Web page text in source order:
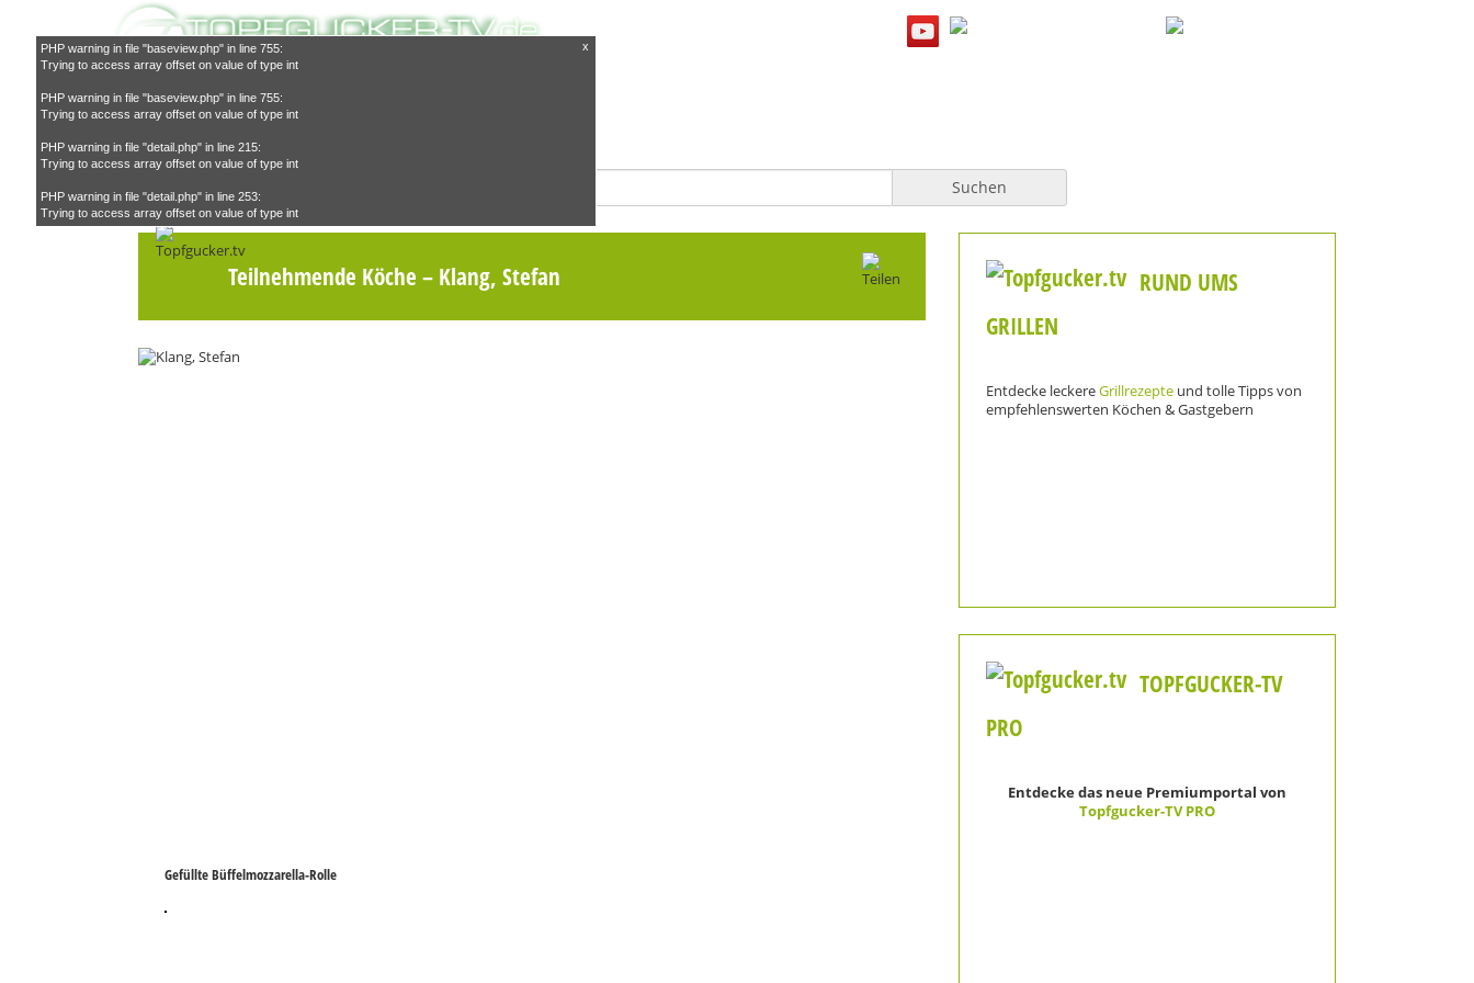
Suchen
Teilnehmende Köche – Klang, Stefan
Gefüllte Büffelmozzarella-Rolle
RUND UMS
GRILLEN
Entdecke leckereGrillrezepte und tolle Tipps von
empfehlenswerten Köchen & Gastgebern
TOPFGUCKER-TV
PRO
Entdecke das neue Premiumportal von
Topfgucker-TV PRO
x
PHP warning in file "baseview.php" in line 755:
Trying to access array offset on value of type int
PHP warning in file "baseview.php" in line 755:
Trying to access array offset on value of type int
PHP warning in file "detail.php" in line 215:
Trying to access array offset on value of type int
PHP warning in file "detail.php" in line 253:
Trying to access array offset on value of type int